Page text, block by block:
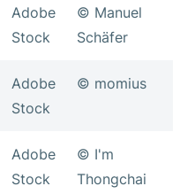
Adobe
Stock
© Manuel
Schäfer
Adobe
Stock
© momius
Adobe
Stock
© I'm
Thongchai